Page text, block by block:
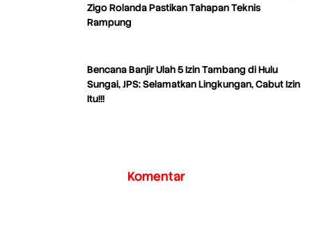
Zigo Rolanda Pastikan Tahapan Teknis
Rampung
Bencana Banjir Ulah 5 Izin Tambang di Hulu
Sungai, JPS: Selamatkan Lingkungan, Cabut Izin
Itu!!!
Komentar